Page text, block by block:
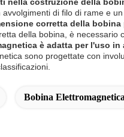
di filo di rame e
corretta della bobina
della bobina, è
è adatta per l'uso
sono progettate con
Bobina